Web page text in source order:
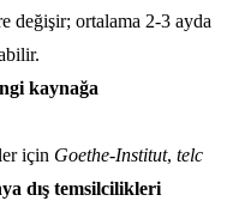
değişir; ortalama 2-3 ayda
kaynağa
için Goethe-Institut, telc
dış temsilcilikleri